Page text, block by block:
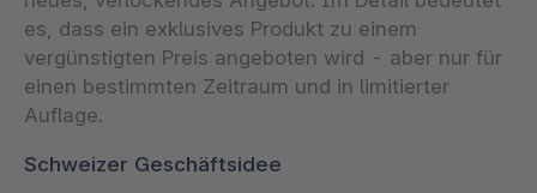
es, dass ein exklusives Produkt zu einem
vergünstigten Preis angeboten wird - aber nur für
einen bestimmten Zeitraum und in limitierter
Auflage.
Schweizer Geschäftsidee